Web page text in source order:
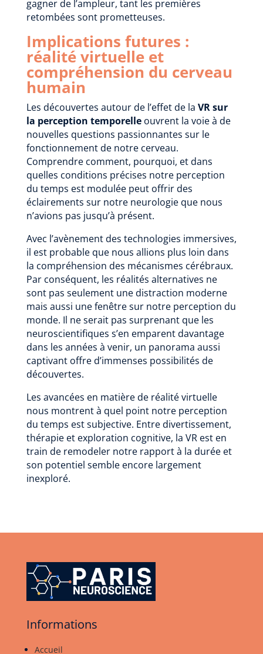
gagner de l’ampleur, tant les premières
retombées sont prometteuses.
Implications futures :
réalité virtuelle et
compréhension du cerveau
humain
Les découvertes autour de l’effet de la VR sur
la perception temporelleouvrent la voie à de
nouvelles questions passionnantes sur le
fonctionnement de notre cerveau.
Comprendre comment, pourquoi, et dans
quelles conditions précises notre perception
du temps est modulée peut offrir des
éclairements sur notre neurologie que nous
n’avions pas jusqu’à présent.
Avec l’avènement des technologies immersives,
il est probable que nous allions plus loin dans
la compréhension des mécanismes cérébraux.
Par conséquent, les réalités alternatives ne
sont pas seulement une distraction moderne
mais aussi une fenêtre sur notre perception du
monde. Il ne serait pas surprenant que les
neuroscientifiques s’en emparent davantage
dans les années à venir, un panorama aussi
captivant offre d’immenses possibilités de
découvertes.
Les avancées en matière de réalité virtuelle
nous montrent à quel point notre perception
du temps est subjective. Entre divertissement,
thérapie et exploration cognitive, la VR est en
train de remodeler notre rapport à la durée et
son potentiel semble encore largement
inexploré.
Informations
Accueil